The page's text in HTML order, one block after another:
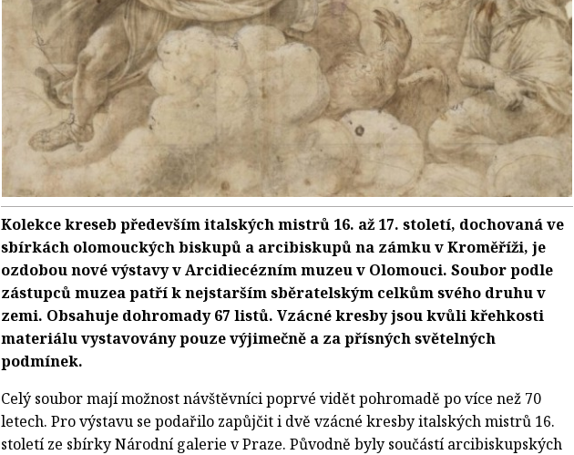
Kolekce kreseb především italských mistrů 16. až 17. století, dochovaná ve
sbírkách olomouckých biskupů a arcibiskupů na zámku v Kroměříži, je
ozdobou nové výstavy v Arcidiecézním muzeu v Olomouci. Soubor podle
zástupců muzea patří k nejstarším sběratelským celkům svého druhu v
zemi. Obsahuje dohromady 67 listů. Vzácné kresby jsou kvůli křehkosti
materiálu vystavovány pouze výjimečně a za přísných světelných
podmínek.
Celý soubor mají možnost návštěvníci poprvé vidět pohromadě po více než 70
letech. Pro výstavu se podařilo zapůjčit i dvě vzácné kresby italských mistrů 16.
století ze sbírky Národní galerie v Praze. Původně byly součástí arcibiskupských